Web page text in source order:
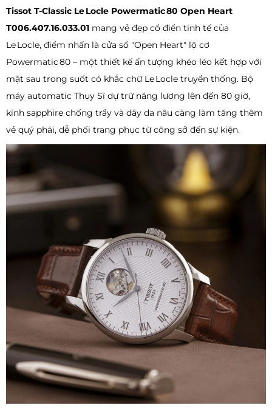
Tissot T‑Classic Le Locle Powermatic 80 Open Heart
T006.407.16.033.01 mang vẻ đẹp cổ điển tinh tế của
Le Locle, điểm nhấn là cửa sổ "Open Heart" lộ cơ
Powermatic 80 – một thiết kế ấn tượng khéo léo kết hợp với
mặt sau trong suốt có khắc chữ Le Locle truyền thống. Bộ
máy automatic Thụy Sĩ dự trữ năng lượng lên đến 80 giờ,
kính sapphire chống trầy và dây da nâu càng làm tăng thêm
vẻ quý phái, dễ phối trang phục từ công sở đến sự kiện.